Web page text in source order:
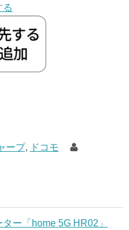
る
ープ, ドコモ
ー「home 5G HR02」